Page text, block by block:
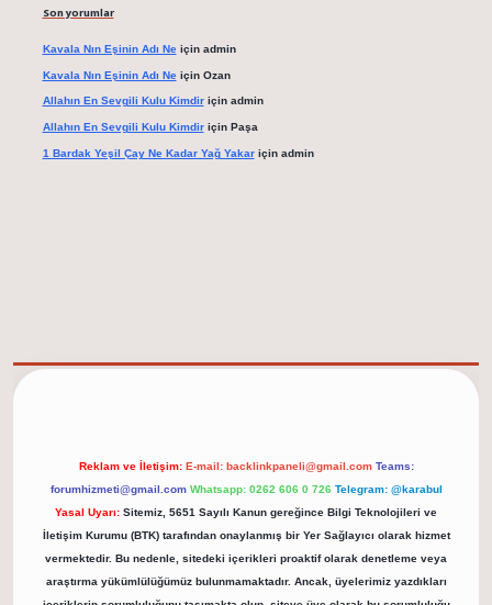
Son yorumlar
Kavala Nın Eşinin Adı Neiçin admin
Kavala Nın Eşinin Adı Neiçin Ozan
Allahın En Sevgili Kulu Kimdiriçin admin
Allahın En Sevgili Kulu Kimdiriçin Paşa
1 Bardak Yeşil Çay Ne Kadar Yağ Yakariçin admin
Reklam ve İletişim: E-mail: backlinkpaneli@gmail.com Teams:
forumhizmeti@gmail.com Whatsapp: 0262 606 0 726 Telegram: @karabul
Yasal Uyarı: Sitemiz, 5651 Sayılı Kanun gereğince Bilgi Teknolojileri ve
İletişim Kurumu (BTK) tarafından onaylanmış bir Yer Sağlayıcı olarak hizmet
vermektedir. Bu nedenle, sitedeki içerikleri proaktif olarak denetleme veya
araştırma yükümlülüğümüz bulunmamaktadır. Ancak, üyelerimiz yazdıkları